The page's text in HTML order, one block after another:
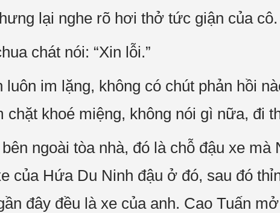
lại nghe rõ hơi thở tức giận của cô.
chát nói: “Xin lỗi.”
im lặng, không có chút phản hồi
chặt khoé miệng, không nói gì nữa, đi
ngoài tòa nhà, đó là chỗ đậu xe mà
của Hứa Du Ninh đậu ở đó, sau đó
đây đều là xe của anh. Cao Tuấn